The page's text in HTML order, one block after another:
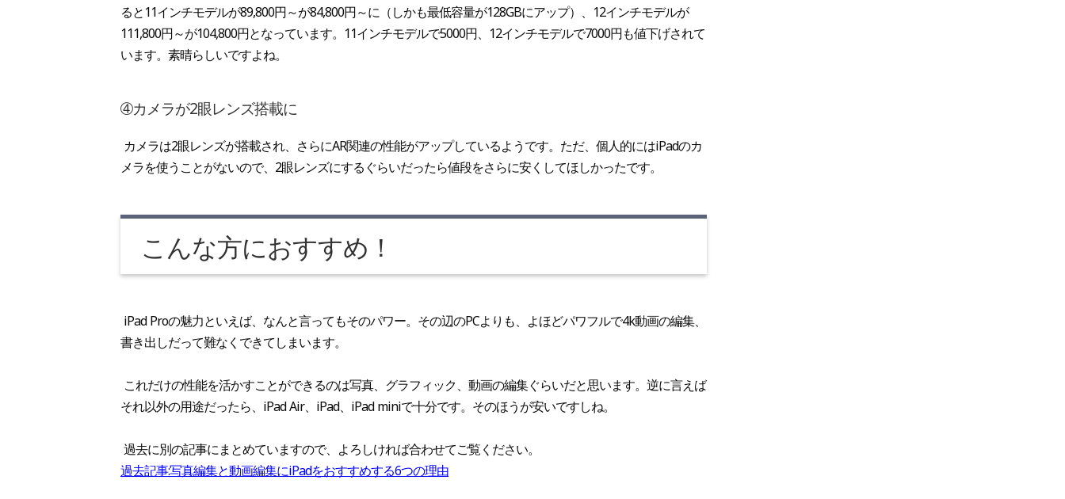
ると11インチモデルが89,800円～が84,800円～に（しかも最低容量が128GBにアップ）、12インチモデルが
111,800円～が104,800円となっています。11インチモデルで5000円、12インチモデルで7000円も値下げされて
います。素晴らしいですよね。
➃カメラが2眼レンズ搭載に
カメラは2眼レンズが搭載され、さらにAR関連の性能がアップしているようです。ただ、個人的にはiPadのカ
メラを使うことがないので、2眼レンズにするぐらいだったら値段をさらに安くしてほしかったです。
こんな方におすすめ！
iPad Proの魅力といえば、なんと言ってもそのパワー。その辺のPCよりも、よほどパワフルで4k動画の編集、
書き出しだって難なくできてしまいます。
これだけの性能を活かすことができるのは写真、グラフィック、動画の編集ぐらいだと思います。逆に言えば
それ以外の用途だったら、iPad Air、iPad、iPad miniで十分です。そのほうが安いですしね。
過去に別の記事にまとめていますので、よろしければ合わせてご覧ください。
過去記事:写真編集と動画編集にiPadをおすすめする6つの理由